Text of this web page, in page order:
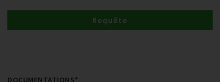
Requête
DOCUMENTATIONS*